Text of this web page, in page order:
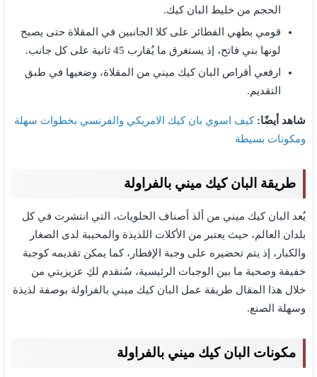
الحجم من خليط البان كيك.
قومي بطهي الفطائر على كلا الجانبين في المقلاة حتى يصبح
لونها بني فاتح، إذ يستغرق ما يُقارب 45 ثانية على كل جانب.
ارفعي أقراص البان كيك ميني من المقلاة، وضعيها في طبق
التقديم.
شاهد أيضًا:كيف اسوي بان كيك الامريكي والفرنسي بخطوات سهلة
ومكونات بسيطة
طريقة البان كيك ميني بالفراولة
يُعد البان كيك ميني من ألذ أصناف الحلويات، التي انتشرت في كل
بلدان العالم، حيث يعتبر من الأكلات اللذيذة والمحببة لدى الصغار
والكبار، إذ يتم تحضيره على وجبة الإفطار، كما يمكن تقديمه كوجبة
خفيفة وصحية ما بين الوجبات الرئيسية، سُنقدم لكِ عزيزيتي من
خلال هذا المقال طريقة عمل البان كيك ميني بالفراولة بوصفة لذيذة
وسهلة الصنع.
مكونات البان كيك ميني بالفراولة